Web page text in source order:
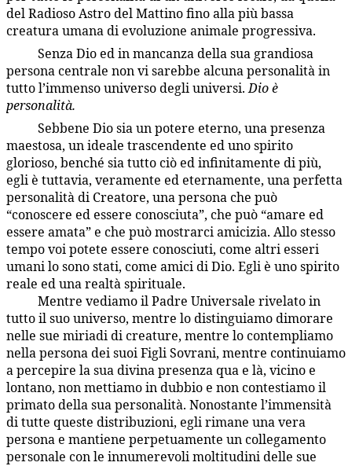
del Radioso Astro del Mattino fino alla più bassa
creatura umana di evoluzione animale progressiva.
Senza Dio ed in mancanza della sua grandiosa
persona centrale non vi sarebbe alcuna personalità in
tutto l’immenso universo degli universi.Dio è
personalità.
Sebbene Dio sia un potere eterno, una presenza
maestosa, un ideale trascendente ed uno spirito
glorioso, benché sia tutto ciò ed infinitamente di più,
egli è tuttavia, veramente ed eternamente, una perfetta
personalità di Creatore, una persona che può
“conoscere ed essere conosciuta”, che può “amare ed
essere amata” e che può mostrarci amicizia. Allo stesso
tempo voi potete essere conosciuti, come altri esseri
umani lo sono stati, come amici di Dio. Egli è uno spirito
reale ed una realtà spirituale.
Mentre vediamo il Padre Universale rivelato in
tutto il suo universo, mentre lo distinguiamo dimorare
nelle sue miriadi di creature, mentre lo contempliamo
nella persona dei suoi Figli Sovrani, mentre continuiamo
a percepire la sua divina presenza qua e là, vicino e
lontano, non mettiamo in dubbio e non contestiamo il
primato della sua personalità. Nonostante l’immensità
di tutte queste distribuzioni, egli rimane una vera
persona e mantiene perpetuamente un collegamento
personale con le innumerevoli moltitudini delle sue